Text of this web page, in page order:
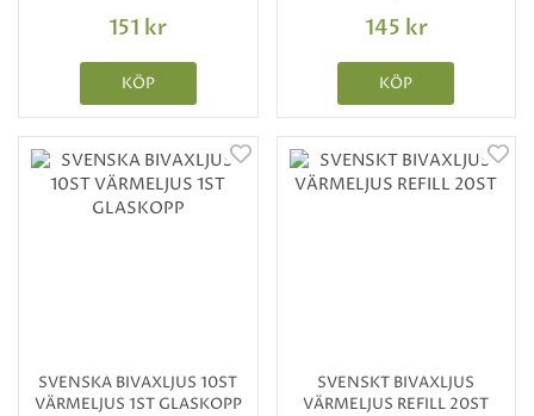
151 kr
KÖP
145 kr
KÖP
SVENSKA BIVAXLJUS 10ST
VÄRMELJUS 1ST GLASKOPP
SVENSKT BIVAXLJUS
VÄRMELJUS REFILL 20ST